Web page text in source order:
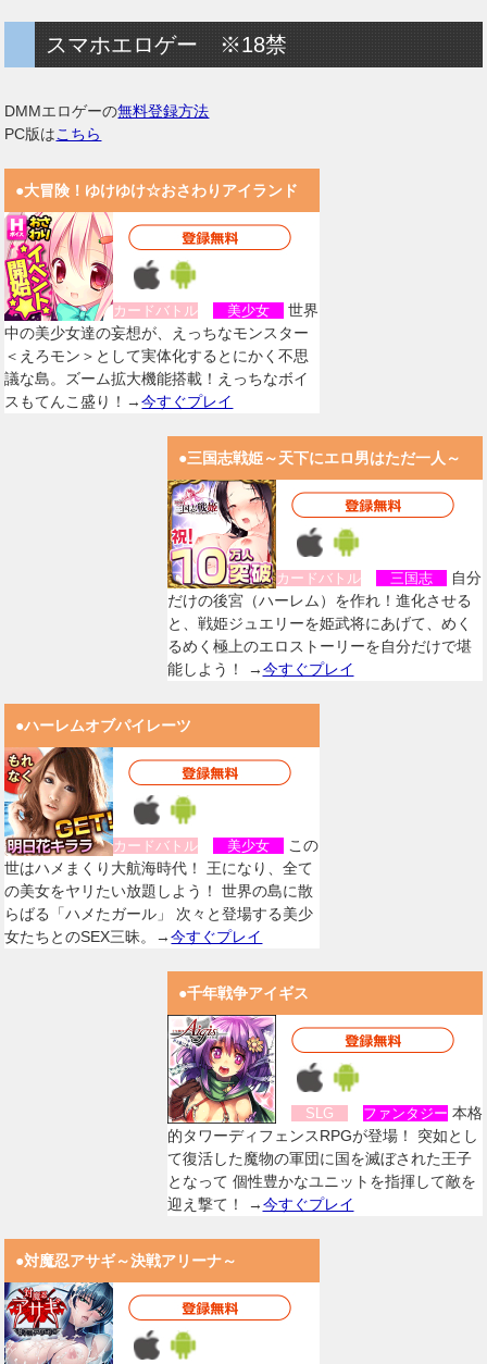
スマホエロゲー ※18禁
DMMエロゲーの無料登録方法
PC版はこちら
●大冒険！ゆけゆけ☆おさわりアイランド
カードバトル 美少女
世界
中の美少女達の妄想が、えっちなモンスター
＜えろモン＞として実体化するとにかく不思
議な島。ズーム拡大機能搭載！えっちなボイ
スもてんこ盛り！→今すぐプレイ
●三国志戦姫～天下にエロ男はただ一人～
カードバトル 三国志
自分
だけの後宮（ハーレム）を作れ！進化させる
と、戦姫ジュエリーを姫武将にあげて、めく
るめく極上のエロストーリーを自分だけで堪
能しよう！ →今すぐプレイ
●ハーレムオブパイレーツ
カードバトル 美少女
この
世はハメまくり大航海時代！ 王になり、全て
の美女をヤリたい放題しよう！ 世界の島に散
らばる「ハメたガール」 次々と登場する美少
女たちとのSEX三昧。→今すぐプレイ
●千年戦争アイギス
SLG ファンタジー 本格
的タワーディフェンスRPGが登場！ 突如とし
て復活した魔物の軍団に国を滅ぼされた王子
となって 個性豊かなユニットを指揮して敵を
迎え撃て！ →今すぐプレイ
●対魔忍アサギ～決戦アリーナ～